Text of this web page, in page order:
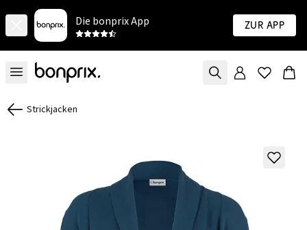
Die bonprix App Zur App
Strickjacken